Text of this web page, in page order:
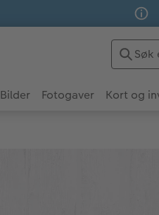
Bilder Fotogaver Kort og